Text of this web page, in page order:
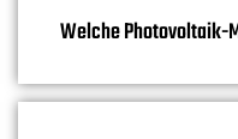
Welche Photovoltaik-